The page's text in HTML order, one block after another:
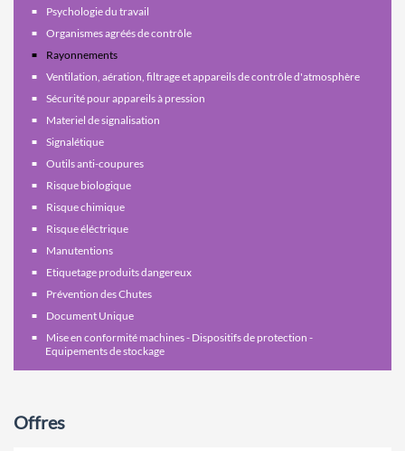
Psychologie du travail
Organismes agréés de contrôle
Rayonnements
Ventilation, aération, filtrage et appareils de contrôle d'atmosphère
Sécurité pour appareils à pression
Materiel de signalisation
Signalétique
Outils anti-coupures
Risque biologique
Risque chimique
Risque éléctrique
Manutentions
Etiquetage produits dangereux
Prévention des Chutes
Document Unique
Mise en conformité machines - Dispositifs de protection -
Equipements de stockage
Offres